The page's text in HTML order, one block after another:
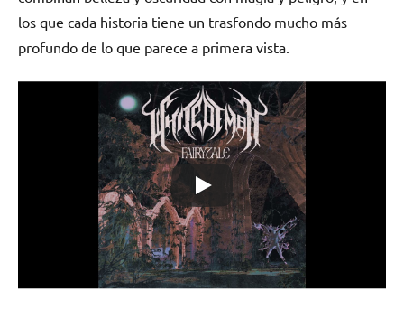
los que cada historia tiene un trasfondo mucho más
profundo de lo que parece a primera vista.